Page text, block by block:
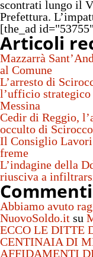
scontrati lungo il
Prefettura.
[the_ad
Articoli
Mazzarrà
al Comune
L’arresto di
l’ufficio
Messina
Cedir di Reggio,
occulto di
Il Consiglio
freme
L’indagine della
riusciva a
Abbiamo avuto
NuovoSoldo.it su
ECCO LE DITTE
CENTINAIA DI
AFFIDAMENTI